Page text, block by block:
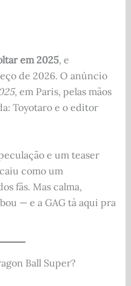
em 2025, e
de 2026. O anúncio
, em Paris, pelas mãos
Toyotaro e o editor
e um teaser
como um
fãs. Mas calma,
— e a GAG tá aqui pra
Ball Super?